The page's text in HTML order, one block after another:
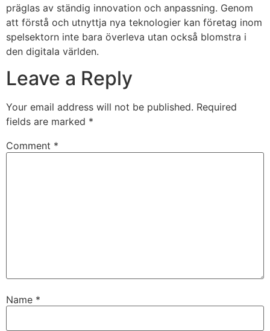
präglas av ständig innovation och anpassning. Genom
att förstå och utnyttja nya teknologier kan företag inom
spelsektorn inte bara överleva utan också blomstra i
den digitala världen.
Leave a Reply
Your email address will not be published. Required
fields are marked *
Comment *
Name *